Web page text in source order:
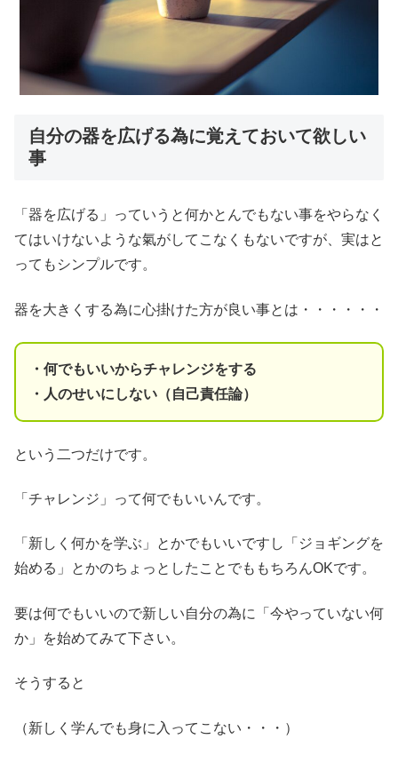
自分の器を広げる為に覚えておいて欲しい
事
「器を広げる」っていうと何かとんでもない事をやらなく
てはいけないような氣がしてこなくもないですが、実はと
ってもシンプルです。
器を大きくする為に心掛けた方が良い事とは・・・・・・
・何でもいいからチャレンジをする
・人のせいにしない（自己責任論）
という二つだけです。
「チャレンジ」って何でもいいんです。
「新しく何かを学ぶ」とかでもいいですし「ジョギングを
始める」とかのちょっとしたことでももちろんOKです。
要は何でもいいので新しい自分の為に「今やっていない何
か」を始めてみて下さい。
そうすると
（新しく学んでも身に入ってこない・・・）